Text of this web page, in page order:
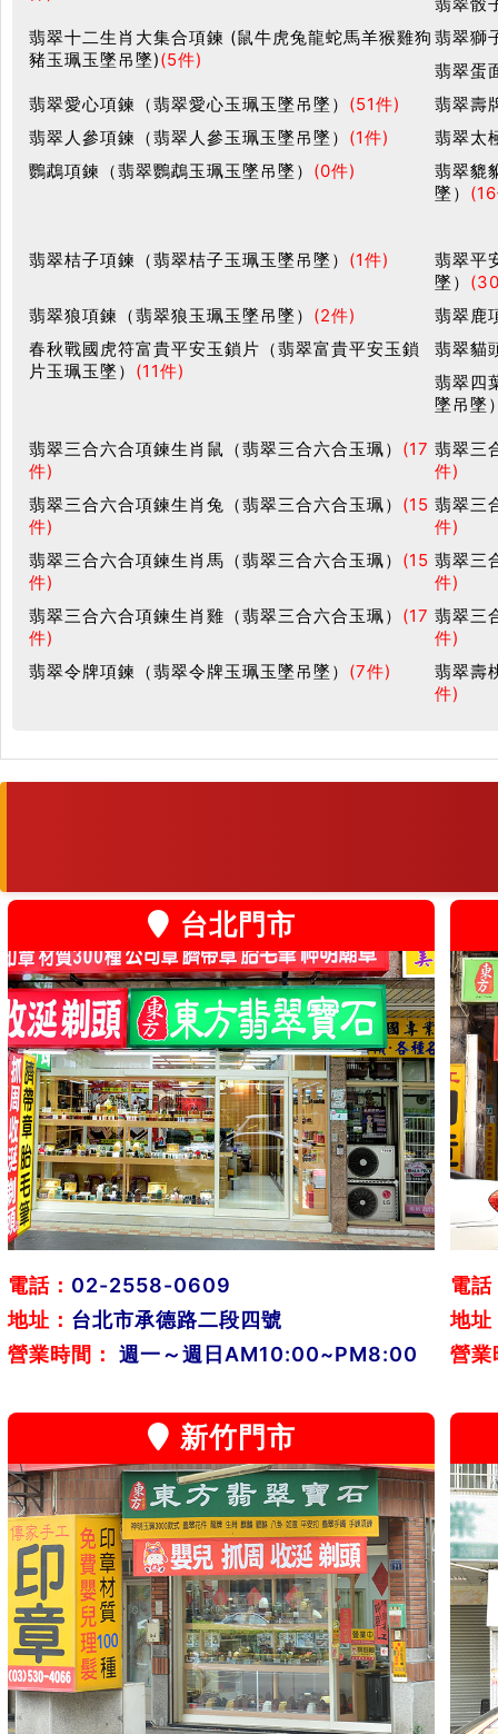
翡翠十二生肖大集合項鍊 (鼠牛虎兔龍蛇馬羊猴雞狗
豬玉珮玉墜吊墜)(5件)
翡翠獅
翡翠蛋
翡翠愛心項鍊（翡翠愛心玉珮玉墜吊墜） (51件)
翡翠壽
翡翠人參項鍊（翡翠人參玉珮玉墜吊墜） (1件)
翡翠太
鸚鵡項鍊（翡翠鸚鵡玉珮玉墜吊墜） (0件)
翡翠貔
墜）
翡翠桔子項鍊（翡翠桔子玉珮玉墜吊墜） (1件)
翡翠平
墜）
翡翠狼項鍊（翡翠狼玉珮玉墜吊墜） (2件)
翡翠鹿
春秋戰國虎符富貴平安玉鎖片（翡翠富貴平安玉鎖
片玉珮玉墜） (11件)
翡翠貓
翡翠四
墜吊墜
翡翠三合六合項鍊生肖鼠（翡翠三合六合玉珮） (17
件)
翡翠三
件)
翡翠三合六合項鍊生肖兔（翡翠三合六合玉珮） (15
件)
翡翠三
件)
翡翠三合六合項鍊生肖馬（翡翠三合六合玉珮） (15
件)
翡翠三
件)
翡翠三合六合項鍊生肖雞（翡翠三合六合玉珮） (17
件)
翡翠三
件)
翡翠令牌項鍊（翡翠令牌玉珮玉墜吊墜） (7件)
翡翠壽
件)
台北門市
電話： 02-2558-0609
地址： 台北市承德路二段四號
營業時間：
週一～週日AM10:00~PM8:00
電話
地址
營業
新竹門市